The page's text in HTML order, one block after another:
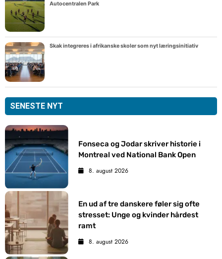
Autocentralen Park
Skak integreres i afrikanske skoler som nyt læringsinitiativ
SENESTE NYT
Fonseca og Jodar skriver historie i
Montreal ved National Bank Open
8. august 2026
En ud af tre danskere føler sig ofte
stresset: Unge og kvinder hårdest
ramt
8. august 2026